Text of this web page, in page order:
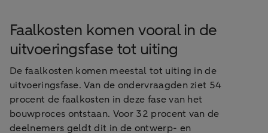
Faalkosten komen vooral in de
uitvoeringsfase tot uiting
De faalkosten komen meestal tot uiting in de
uitvoeringsfase. Van de ondervraagden ziet 54
procent de faalkosten in deze fase van het
bouwproces ontstaan. Voor 32 procent van de
deelnemers geldt dit in de ontwerp- en